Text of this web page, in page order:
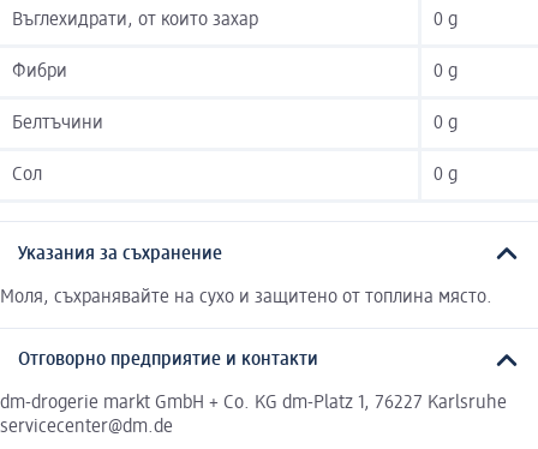
Въглехидрати, от които захар 0 g
Фибри 0 g
Белтъчини 0 g
Сол 0 g
Указания за съхранение
Моля, съхранявайте на сухо и защитено от топлина място.
Отговорно предприятие и контакти
dm-drogerie markt GmbH + Co. KG dm-Platz 1, 76227 Karlsruhe
servicecenter@dm.de